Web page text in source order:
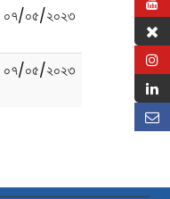
০৭/০৫/২০২৩
০৭/০৫/২০২৩